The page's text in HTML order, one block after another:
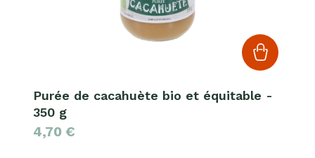
Purée de cacahuète bio et équitable -
350 g
4,70 €